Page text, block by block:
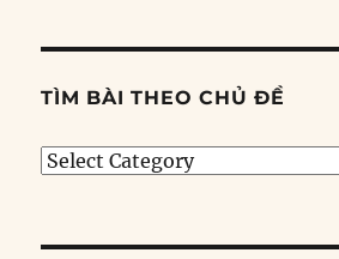
TÌM BÀI THEO CHỦ ĐỀ
Tìm